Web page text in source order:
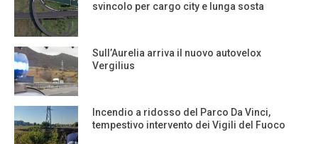
svincolo per cargo city e lunga sosta
Sull’Aurelia arriva il nuovo autovelox
Vergilius
Incendio a ridosso del Parco Da Vinci,
tempestivo intervento dei Vigili del Fuoco